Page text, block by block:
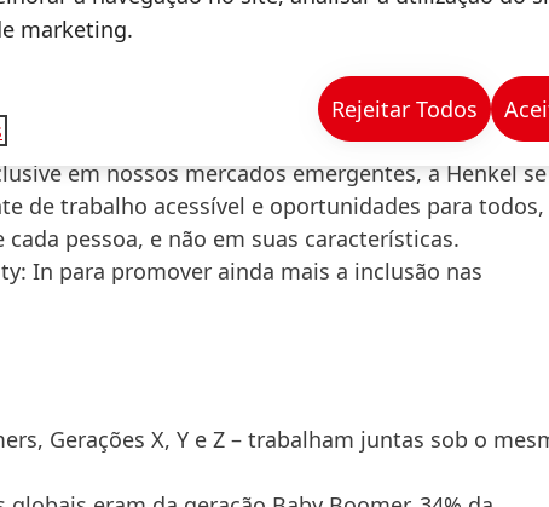
que se concentra nas habilidades e talentos
em nossos mercados emergentes, a Henkel se
de trabalho acessível e oportunidades para todos,
pessoa, e não em suas características.
In para promover ainda mais a inclusão nas
Gerações X, Y e Z – trabalham juntas sob o
marketing.
Rejeitar Todos